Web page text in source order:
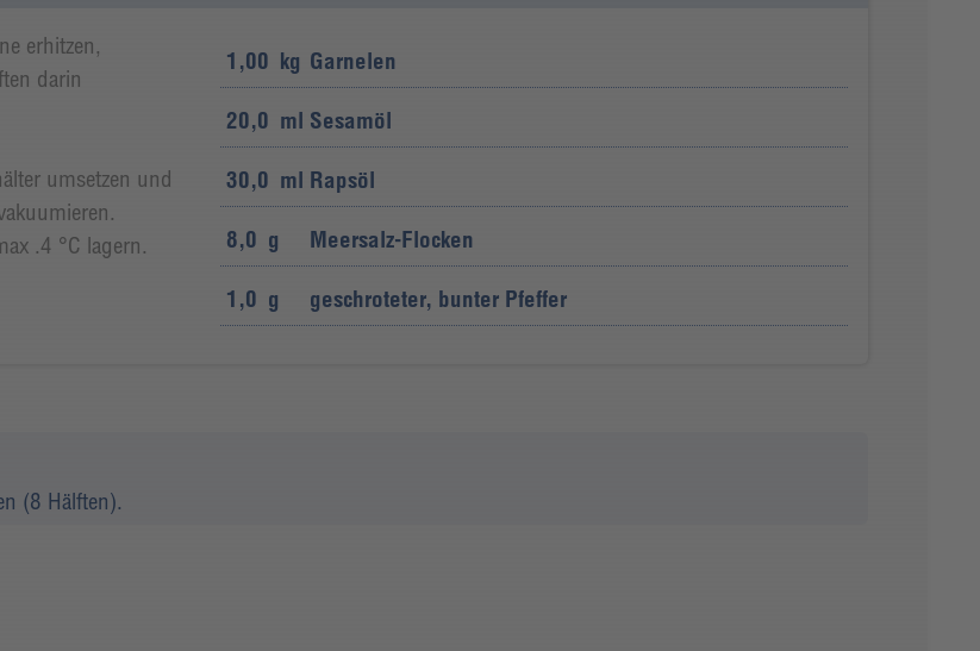
1,00 kg Garnelen
20,0 ml Sesamöl
30,0 ml Rapsöl
8,0 g Meersalz-Flocken
1,0 g geschroteter, bunter Pfeffer
erhitzen,
darin
umsetzen und
.4 °C lagern.
(8 Hälften).